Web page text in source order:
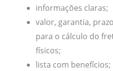
informações claras;
valor, garantia,
para o cálculo do
físicos;
lista com benefícios;